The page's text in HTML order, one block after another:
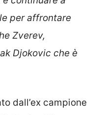
per affrontare
Zverev,
Djokovic che è
dall’ex campione